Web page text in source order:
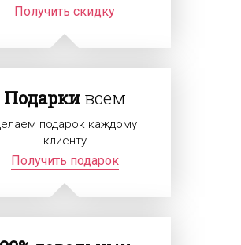
Получить скидку
Подаркивсем
подарок каждому
клиенту
Получить подарок